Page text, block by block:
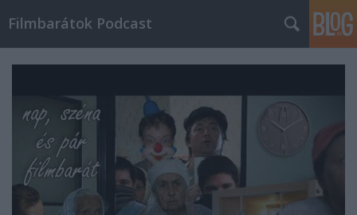
Filmbarátok Podcast